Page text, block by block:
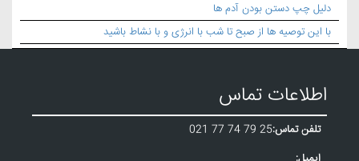
دلیل چپ دستن بودن آدم ها
با این توصیه ها از صبح تا شب با انرژی و با نشاط باشید
اطلاعات تماس
تلفن تماس:021 77 74 79 25